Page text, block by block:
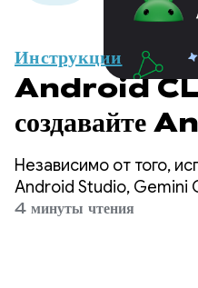
Инструкции
Android CLI
создавайте
приложения в
используя
Независимо от того,
Android Studio, Gemini
сторонние агенты,
4 минуты чтения